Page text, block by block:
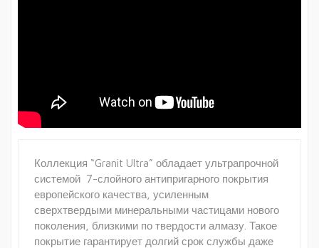
Коллекция “Granit Ultra” обладает ультрапрочной
системой 7-слойного антипригарного покрытия
европейского качества, усиленным
сверхтвердыми минеральными частицами нового
поколения, близкими по твердости алмазу. Такое
покрытие гарантирует долгий срок службы даже